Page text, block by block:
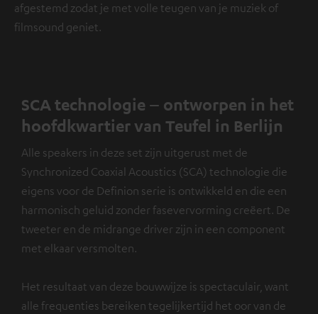
afgestemd zodat je met volle teugen van je muziek of
filmsound geniet.
SCA technologie – ontworpen in het
hoofdkwartier van Teufel in Berlijn
Alle speakers in deze set zijn uitgerust met de
Synchronized Coaxial Acoustics (SCA) technologie die
eigens voor de Definion serie is ontwikkeld en die een
harmonisch geluid zonder fasevervorming creëert. De
tweeter en de midrange driver zijn in een component
met elkaar versmolten.
Het resultaat van deze bouwwijze is spectaculair, want
alle frequenties bereiken tegelijkertijd het oor van de